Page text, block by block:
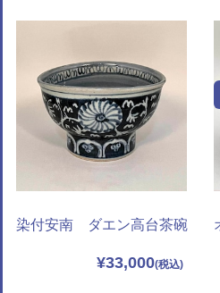
染付安南 ダエン高台茶碗
¥33,000